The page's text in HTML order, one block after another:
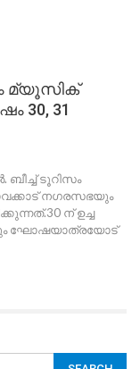
മ്യൂസിക്
30, 31
ബീച്ച് ടൂറിസം
നഗരസഭയും
ന് ഉച്ച
ഘോഷയാത്രയോട്